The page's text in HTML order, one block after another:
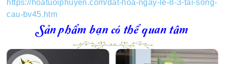
https://hoatuoiphuyen.com/dat-hoa-ngay-le-8-3-tai-song-
cau-bv45.htm
Sản phẩm bạn có thể quan tâm